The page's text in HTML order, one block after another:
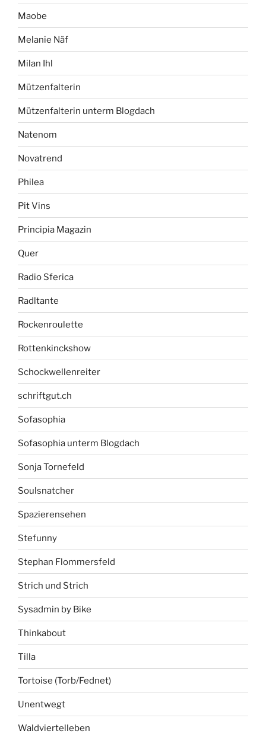
Maobe
Melanie Näf
Milan Ihl
Mützenfalterin
Mützenfalterin unterm Blogdach
Natenom
Novatrend
Philea
Pit Vins
Principia Magazin
Quer
Radio Sferica
Radltante
Rockenroulette
Rottenkinckshow
Schockwellenreiter
schriftgut.ch
Sofasophia
Sofasophia unterm Blogdach
Sonja Tornefeld
Soulsnatcher
Spazierensehen
Stefunny
Stephan Flommersfeld
Strich und Strich
Sysadmin by Bike
Thinkabout
Tilla
Tortoise (Torb/Fednet)
Unentwegt
Waldviertelleben